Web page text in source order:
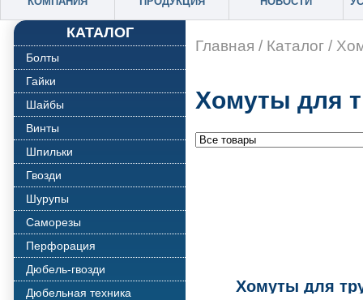
КАТАЛОГ
Болты
Гайки
Шайбы
Винты
Шпильки
Гвозди
Шурупы
Саморезы
Перфорация
Дюбель-гвозди
Дюбельная техника
Главная / Каталог /
Хомуты для
Хомуты для